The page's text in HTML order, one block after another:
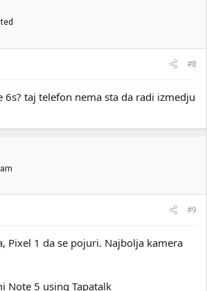
#8
6s? taj telefon nema sta da radi izmedju
#9
Pixel 1 da se pojuri. Najbolja kamera
Note 5 using Tapatalk